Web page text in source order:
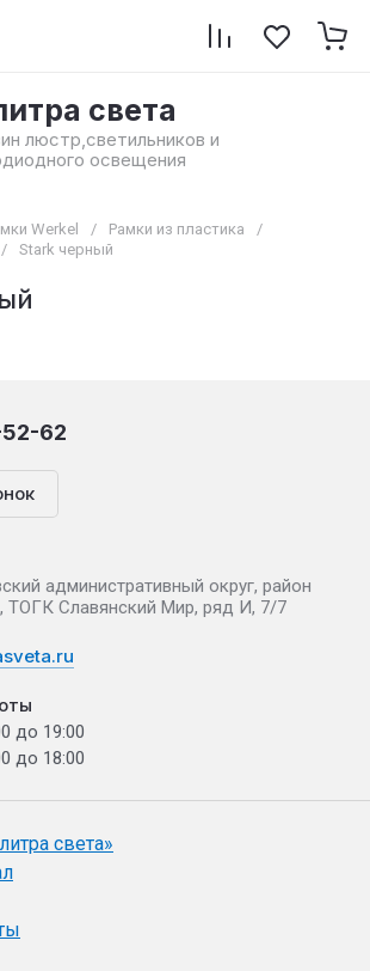
света
люстр,светильников и
освещения
Werkel / Рамки из пластика
/
/ Stark черный
62
административный округ, район
ТОГК Славянский Мир, ряд И, 7/7
до 19:00
до 18:00
света»